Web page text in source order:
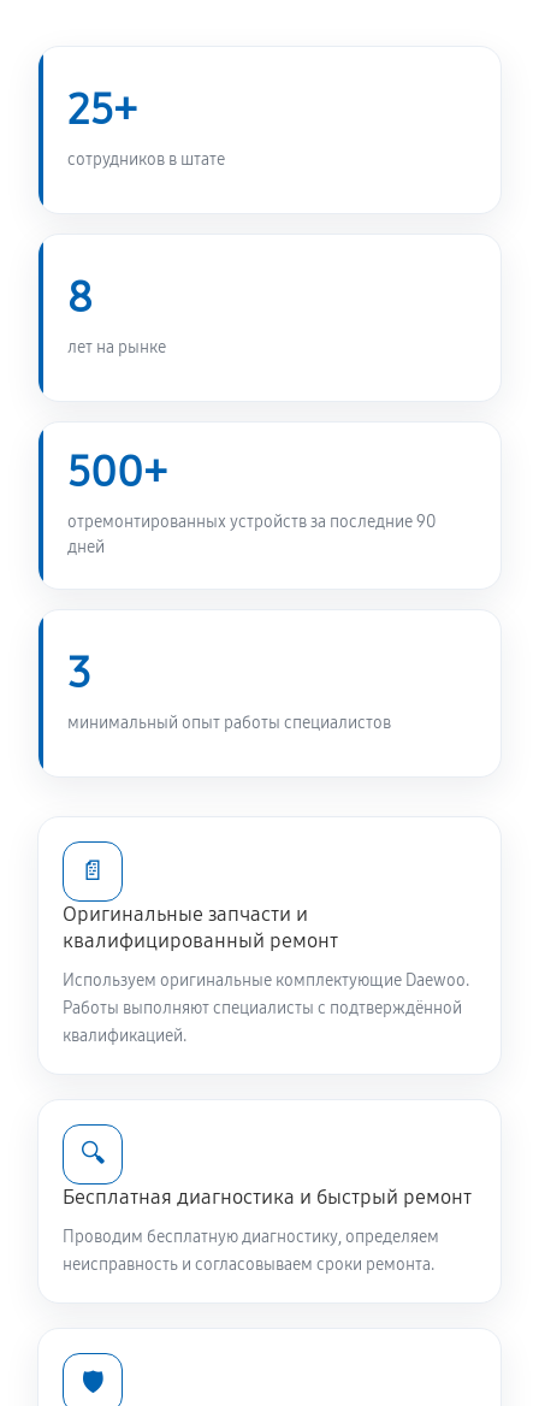
Замена сливного шланга
Замена сливного насоса
Замена прессостата стиральной машины Daewoo
Замена заливного шланга
490 руб
Замена мотора стиральной машины Daewoo DW-
Ремонт или замена дозатора моющих средств
Замена шкива барабана
Ремонт или замена патрубка
Замена жгута электропроводки
810 руб 60 минут
Чистка сливного фильтра
550 руб 60 минут
Чистка разбрызгивателя
Чистка заливного фильтра-сеточки
25+
сотрудников в штате
8
лет на рынке
500+
отремонтированных устройств за последние 90
дней
3
минимальный опыт работы специалистов
📄
Оригинальные запчасти и
квалифицированный ремонт
Используем оригинальные комплектующие Daewoo.
Работы выполняют специалисты с подтверждённой
квалификацией.
🔍
Бесплатная диагностика и быстрый ремонт
Проводим бесплатную диагностику, определяем
неисправность и согласовываем сроки ремонта.
🛡️